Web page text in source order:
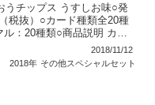
うチップス うすしお味○発
税抜）○カード種類全20種
：20種類○商品説明 カル
2018/11/12
2018年 その他スペシャルセット